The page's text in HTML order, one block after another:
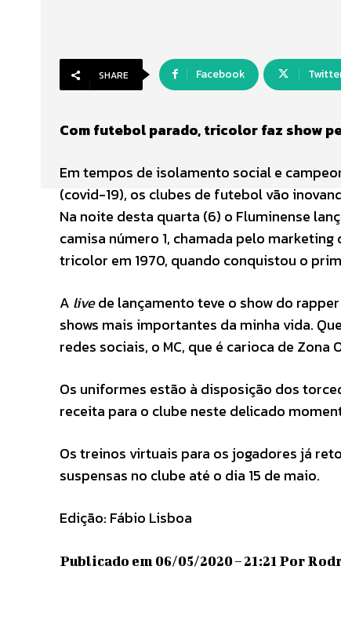
SHARE Facebook
Com futebol parado, tricolor faz show
Em tempos de isolamento social e
(covid-19), os clubes de futebol vão
Na noite desta quarta (6) o Fluminense
camisa número 1, chamada pelo
tricolor em 1970, quando conquistou o
A livede lançamento teve o show do
shows mais importantes da minha vida.
redes sociais, o MC, que é carioca de
Os uniformes estão à disposição dos
receita para o clube neste delicado
Os treinos virtuais para os jogadores já
suspensas no clube até o dia 15 de maio.
Edição: Fábio Lisboa
Publicado em 06/05/2020 – 21:21 Por